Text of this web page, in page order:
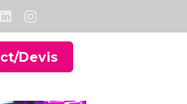
Devis